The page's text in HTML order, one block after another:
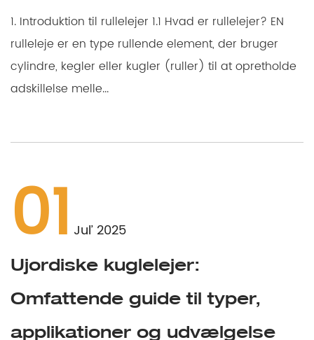
1. Introduktion til rullelejer 1.1 Hvad er rullelejer? EN
rulleleje er en type rullende element, der bruger
cylindre, kegler eller kugler (ruller) til at opretholde
adskillelse melle...
01 Jul’ 2025
Ujordiske kuglelejer:
Omfattende guide til typer,
applikationer og udvælgelse